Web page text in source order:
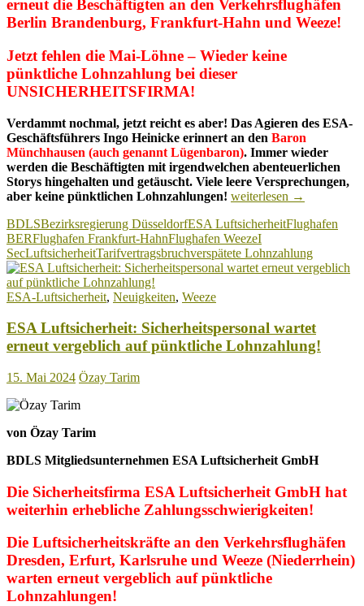
erneut die Beschäftigten an den Verkehrsflughäfen
Berlin Brandenburg, Frankfurt-Hahn und Weeze!
Jetzt fehlen die Mai-Löhne – Wieder keine
pünktliche Lohnzahlung bei dieser
UNSICHERHEITSFIRMA!
Verdammt nochmal, jetzt reicht es aber! Das Agieren des ESA-
Geschäftsführers Ingo Heinicke erinnert an den Baron
Münchhausen (auch genannt Lügenbaron). Immer wieder
werden die Beschäftigten mit irgendwelchen abenteuerlichen
Storys hingehalten und getäuscht. Viele leere Versprechungen,
aber keine pünktlichen Lohnzahlungen! Wiederholungstäter
Luftsicherheit
täuscht
erneut
die
weiterlesen →
BDLSBezirksregierung DüsseldorfESA LuftsicherheitFlughafen
BERFlughafen Frankfurt-HahnFlughafen WeezeI
SecLuftsicherheitTarifvertragsbruchverspätete Lohnzahlung
ESA-Luftsicherheit, Neuigkeiten, Weeze
ESA Luftsicherheit: Sicherheitspersonal wartet
erneut vergeblich auf pünktliche Lohnzahlung!
15. Mai 2024 Özay Tarim
von Özay Tarim
BDLS Mitgliedsunternehmen ESA Luftsicherheit GmbH
Die Sicherheitsfirma ESA Luftsicherheit GmbH hat
weiterhin erhebliche Zahlungsschwierigkeiten!
Die Luftsicherheitskräfte an den Verkehrsflughäfen
Dresden, Erfurt, Karlsruhe und Weeze (Niederrhein)
warten erneut vergeblich auf pünktliche
Lohnzahlungen!